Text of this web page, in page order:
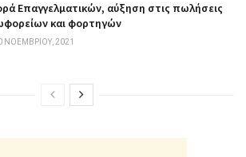
Επαγγελματικών, αύξηση στις πωλήσεις
και φορτηγών
ΝΟΕΜΒΡΊΟΥ, 2021